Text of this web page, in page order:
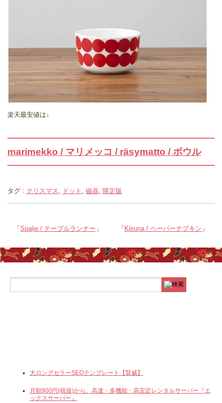
楽天最安値は↓
marimekko / マリメッコ / räsymatto / ボウル
タグ : クリスマス, ドット , 磁器, 限定版
「 Kiiruna / ペーパーナプキン 」
「 Spalje / テーブルランナー 」
大ロングセラーSEOテンプレート【賢威】
月額900円(税抜)から、高速・多機能・高安定レンタルサーバー『エ
ックスサーバー』